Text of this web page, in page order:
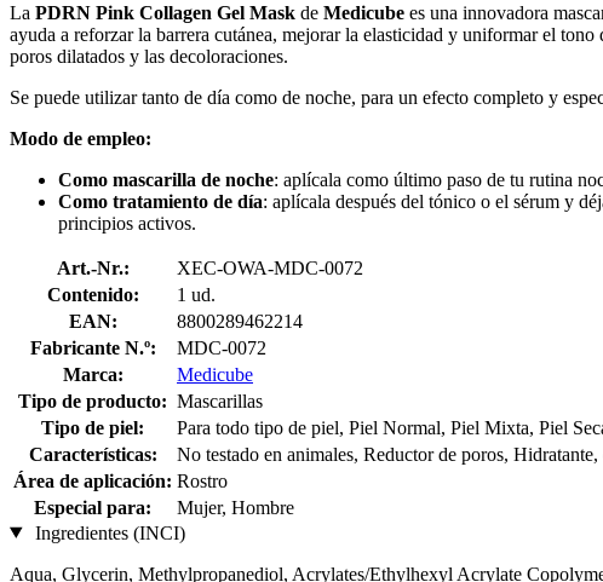
La PDRN Pink Collagen Gel Mask de Medicube es una innovadora
ayuda a reforzar la barrera cutánea, mejorar la elasticidad y uniformar el
poros dilatados y las decoloraciones.
Se puede utilizar tanto de día como de noche, para un efecto completo y
Modo de empleo:
Como mascarilla de noche: aplícala como último paso de tu rutina
Como tratamiento de día: aplícala después del tónico o el sérum y
principios activos.
Art.-Nr.:
XEC-OWA-MDC-0072
Contenido:
1 ud.
EAN:
8800289462214
Fabricante N.º:
MDC-0072
Marca:
Medicube
Tipo de producto: Mascarillas
Tipo de piel:
Para todo tipo de piel, Piel Normal, Piel Mixta, Piel
Características:
No testado en animales, Reductor de poros,
Área de aplicación: Rostro
Especial para:
Mujer, Hombre
Ingredientes (INCI)
Aqua, Glycerin, Methylpropanediol, Acrylates/Ethylhexyl Acrylate